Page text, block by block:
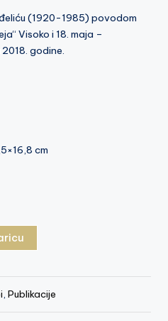
(1920-1985) povodom
Visoko i 18. maja –
godine.
cm
, Publikacije